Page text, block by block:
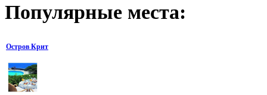
Популярные места:
Остров Крит